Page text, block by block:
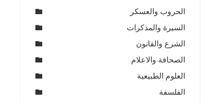
الحروب والعسكر
السيرة والمذكرات
الشرع والقانون
الصحافة والاعلام
العلوم الطبيعية
الفلسفة